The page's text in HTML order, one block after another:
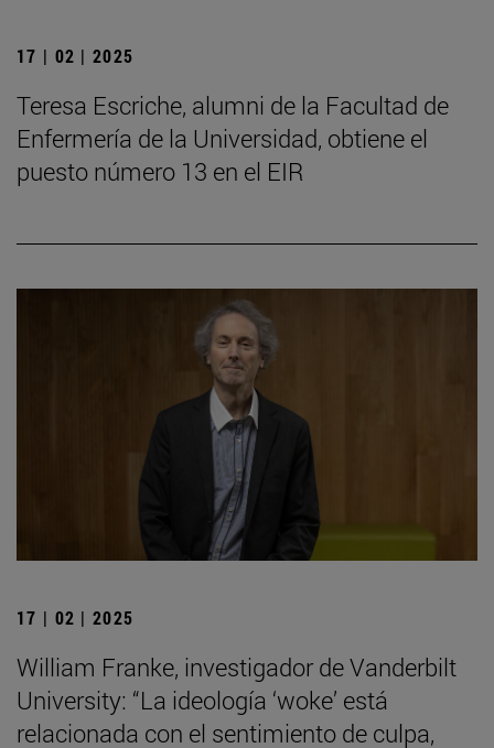
17 | 02 | 2025
Teresa Escriche, alumni de la Facultad de
Enfermería de la Universidad, obtiene el
puesto número 13 en el EIR
17 | 02 | 2025
William Franke, investigador de Vanderbilt
University: “La ideología ‘woke’ está
relacionada con el sentimiento de culpa,